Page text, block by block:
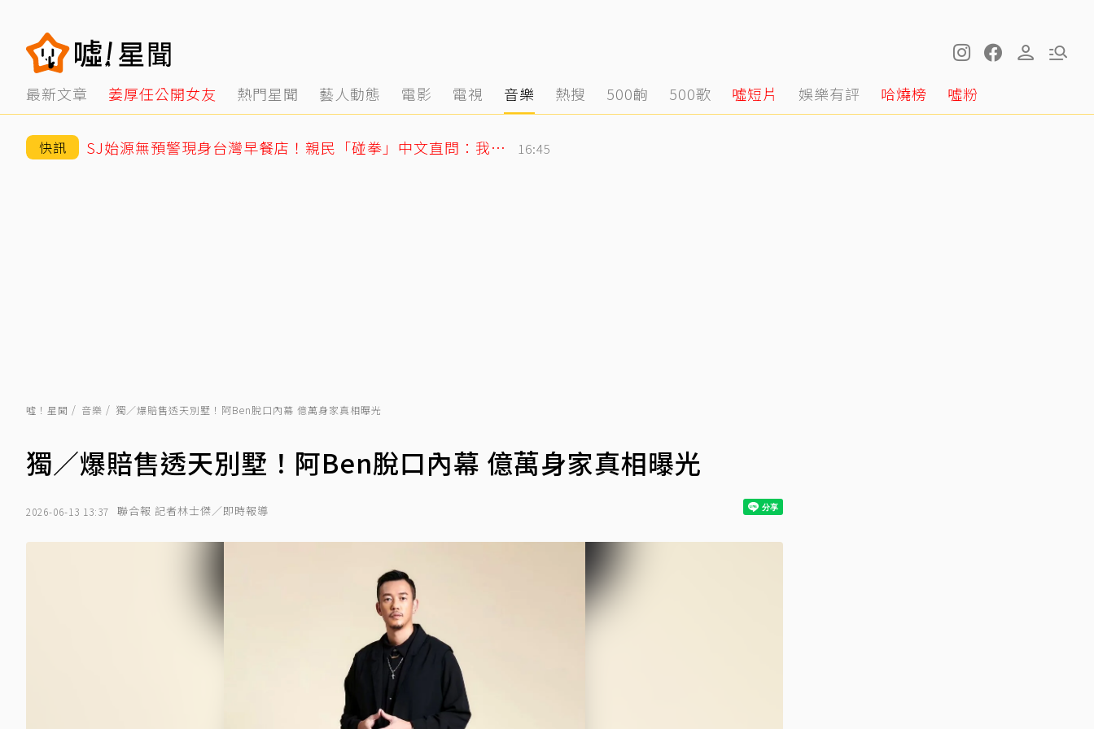
最新文章 姜厚任公開女友 熱門星聞 藝人動態 電影 電視 音樂 熱搜 500齣 500歌 噓短片 娛樂有評 哈燒榜 噓粉
快訊 SJ始源無預警現身台灣早餐店！親民「碰拳」中文直問：我停車可以嗎？ 16:45
噓！星聞 音樂 獨／爆賠售透天別墅！阿Ben脫口內幕 億萬身家真相曝光
獨／爆賠售透天別墅！阿Ben脫口內幕 億萬身家真相曝光
2026-06-13 13:37 聯合報 記者林士傑／即時報導